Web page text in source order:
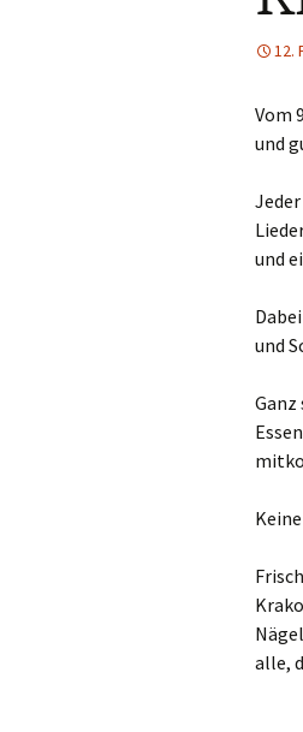
12.
Vom
und
und
und
alle,